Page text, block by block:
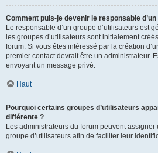
Comment puis-je devenir le responsable
Le responsable d’un groupe d’utilisateurs est
les groupes d’utilisateurs sont initialement
forum. Si vous êtes intéressé par la création
premier contact devrait être un administrateur.
envoyant un message privé.
Haut
Pourquoi certains groupes d’utilisateurs
différente ?
Les administrateurs du forum peuvent assigner
groupe d’utilisateurs afin de faciliter leur